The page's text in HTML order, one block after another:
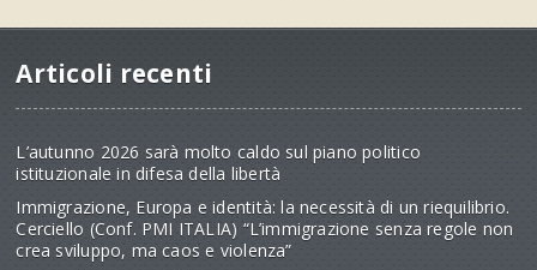
Articoli recenti
L’autunno 2026 sarà molto caldo sul piano politico
istituzionale in difesa della libertà
Immigrazione, Europa e identità: la necessità di un riequilibrio.
Cerciello (Conf. PMI ITALIA) “L’immigrazione senza regole non
crea sviluppo, ma caos e violenza”